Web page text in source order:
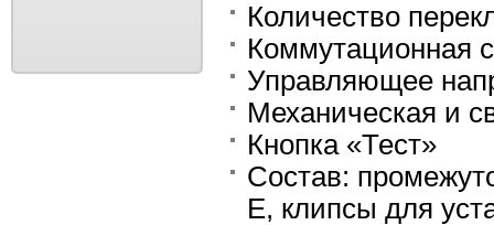
Количество
Коммутационная
Управляющее
Механическая и
Кнопка «Тест»
Состав:
E, клипсы для